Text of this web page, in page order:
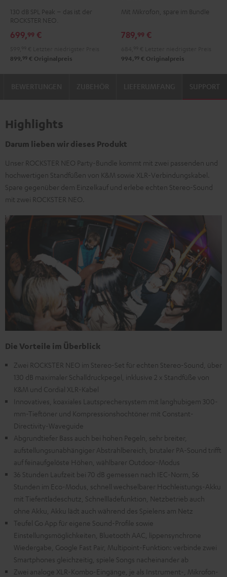
130 dB SPL Peak – das ist der
ROCKSTER NEO.
699,99 €
899, 99 € Originalpreis
Shure
Schwarz
Mit Mikrofon, spare im Bundle
789,99 €
994, 99 € Originalpreis
SUPPORT
Highlights
Darum lieben wir dieses Produkt
Unser ROCKSTER NEO Party-Bundle kommt mit zwei passenden und
hochwertigen Standfüßen von K&M sowie XLR-Verbindungskabel.
Spare gegenüber dem Einzelkauf und erlebe echten Stereo-Sound
mit zwei ROCKSTER NEO.
Die Vorteile im Überblick
Zwei ROCKSTER NEO im Stereo-Set für echten Stereo-Sound, über
130 dB maximaler Schalldruckpegel, inklusive 2 x Standfüße von
K&M und Cordial XLR-Kabel
Innovatives, koaxiales Lautsprechersystem mit langhubigem 300-
mm-Tieftöner und Kompressionshochtöner mit Constant-
Directivity-Waveguide
Abgrundtiefer Bass auch bei hohen Pegeln, sehr breiter,
aufstellungsunabhängiger Abstrahlbereich, brutaler PA-Sound trifft
auf feinaufgelöste Höhen, wählbarer Outdoor-Modus
36 Stunden Laufzeit bei 70 dB gemessen nach IEC-Norm, 56
Stunden im Eco-Modus, schnell wechselbarer Hochleistungs-Akku
mit Tiefentladeschutz, Schnellladefunktion, Netzbetrieb auch
ohne Akku, Akku lädt auch während des Spielens am Netz
Teufel Go App für eigene Sound-Profile sowie
Einstellungsmöglichkeiten, Bluetooth AAC, lippensynchrone
Wiedergabe, Google Fast Pair, Multipoint-Funktion: verbinde zwei
Smartphones gleichzeitig, spiele Songs nacheinander ab
Zwei analoge XLR-Kombo-Eingänge, je als Instrument-, Mikrofon-